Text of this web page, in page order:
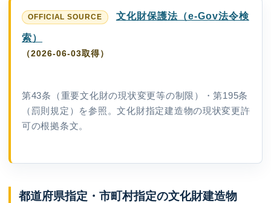
文化財保護法（e-Gov法令検
索）
（2026-06-03取得）
第43条（重要文化財の現状変更等の制限）・第195条
（罰則規定）を参照。文化財指定建造物の現状変更許
可の根拠条文。
都道府県指定・市町村指定の文化財建造物